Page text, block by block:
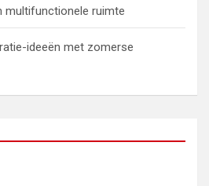
multifunctionele ruimte
ideeën met zomerse